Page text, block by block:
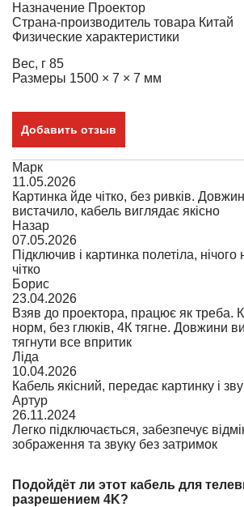
Назначение Проектор
Страна-производитель товара Китай
Физические характеристики
Вес, г 85
Размеры 1500 × 7 × 7 мм
Добавить отзыв
Марк
11.05.2026
Картинка йде чітко, без ривків.
вистачило, кабель виглядає якісно
Назар
07.05.2026
Підключив і картинка полетіла,
чітко
Борис
23.04.2026
Взяв до проектора, працює як треба.
норм, без глюків, 4К тягне. Довжини
тягнути все впритик
Ліда
10.04.2026
Кабель якісний, передає картинку і
Артур
26.11.2024
Легко підключається, забезпечує
зображення та звуку без затримок
Подойдёт ли этот кабель для
разрешением 4K?